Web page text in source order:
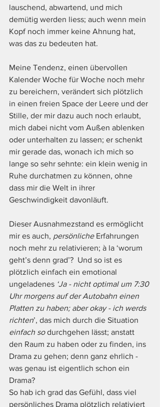
lauschend, abwartend, und mich
demütig werden liess; auch wenn mein
Kopf noch immer keine Ahnung hat,
was das zu bedeuten hat.
Meine Tendenz, einen übervollen
Kalender Woche für Woche noch mehr
zu bereichern, verändert sich plötzlich
in einen freien Space der Leere und der
Stille, der mir dazu auch noch erlaubt,
mich dabei nicht vom Außen ablenken
oder unterhalten zu lassen; er schenkt
mir gerade das, wonach ich mich so
lange so sehr sehnte: ein klein wenig in
Ruhe durchatmen zu können, ohne
dass mir die Welt in ihrer
Geschwindigkeit davonläuft.
Dieser Ausnahmezstand es ermöglicht
mir es auch, persönliche Erfahrungen
noch mehr zu relativieren; à la ‘worum
geht’s denn grad’?  Und so ist es
plötzlich einfach ein emotional
ungeladenes ‘Ja - nicht optimal um 7:30
Uhr morgens auf der Autobahn einen
Platten zu haben; aber okay - ich werds
richten’, das mich durch die Situation
einfach so durchgehen lässt; anstatt
den Raum zu haben oder zu finden, ins
Drama zu gehen; denn ganz ehrlich -
was genau ist eigentlich schon ein
Drama?
So hab ich grad das Gefühl, dass viel
persönliches Drama plötzlich relativiert